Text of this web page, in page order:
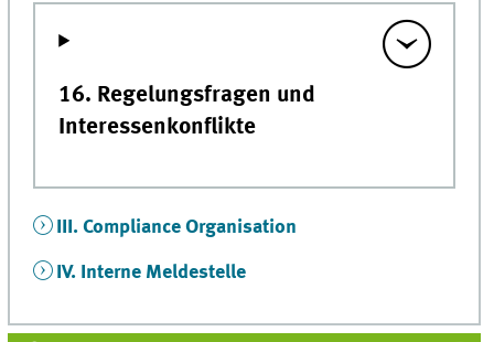
16. Regelungsfragen und
Interessenkonflikte
III. Compliance Organisation
IV. Interne Meldestelle